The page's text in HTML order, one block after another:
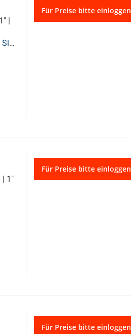
|
Für Preise bitte einloggen
| 1"
Für Preise bitte einloggen
Für Preise bitte einloggen